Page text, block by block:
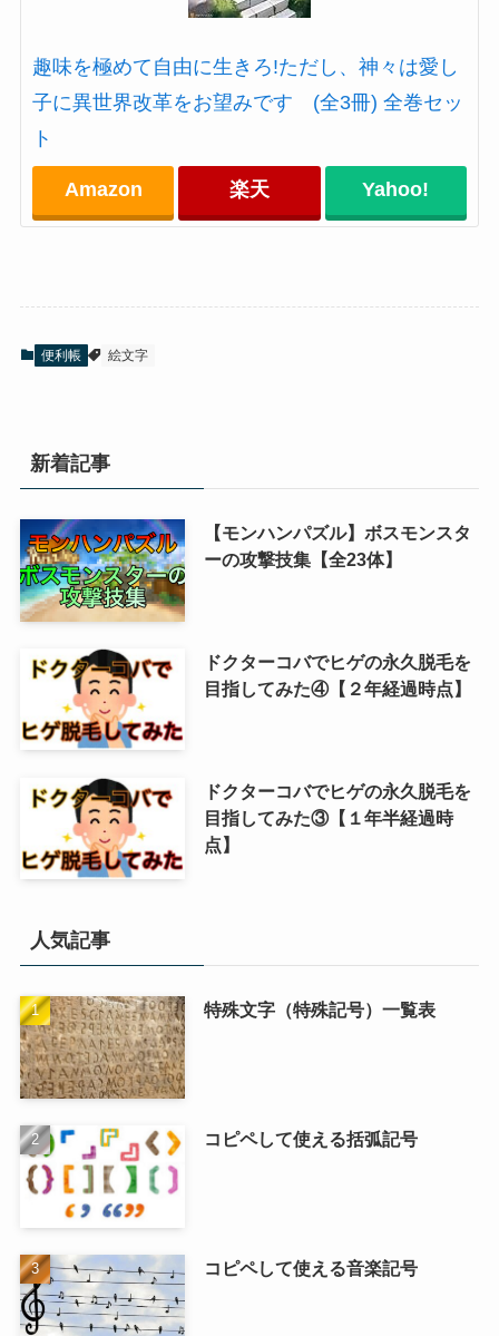
趣味を極めて自由に生きろ!ただし、神々は愛し
子に異世界改革をお望みです (全3冊) 全巻セッ
ト
Amazon 楽天 Yahoo!
便利帳 絵文字
新着記事
【モンハンパズル】ボスモンスタ
ーの攻撃技集【全23体】
ドクターコバでヒゲの永久脱毛を
目指してみた④【２年経過時点】
ドクターコバでヒゲの永久脱毛を
目指してみた③【１年半経過時
点】
人気記事
特殊文字（特殊記号）一覧表
コピペして使える括弧記号
コピペして使える音楽記号